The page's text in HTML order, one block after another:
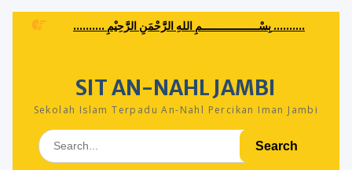
Skip
.......... بِسْــــــــــــــــــمِ اللهِ الرَّحْمَنِ الرَّحِيْمِ ..........
SIT AN-NAHL JAMBI
Sekolah Islam Terpadu An-Nahl Percikan Iman Jambi
Search
for: